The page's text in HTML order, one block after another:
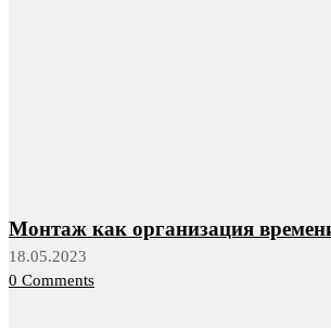
Монтаж как организация
18.05.2023
0 Comments